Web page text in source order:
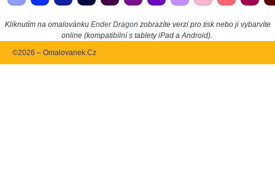
Kliknutím na omalovánku Ender Dragon zobrazíte verzi pro tisk nebo ji vybarvíte
online (kompatibilní s tablety iPad a Android).
©2026 – Omalovanek.Cz